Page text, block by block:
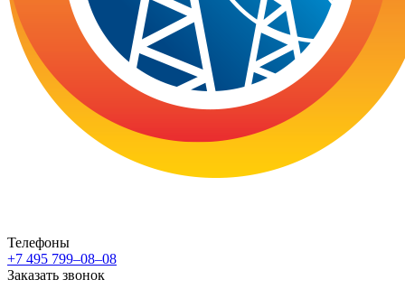
Телефоны
+7 495 799–08–08
Заказать звонок